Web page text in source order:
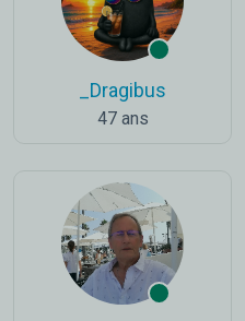
_Dragibus
47 ans